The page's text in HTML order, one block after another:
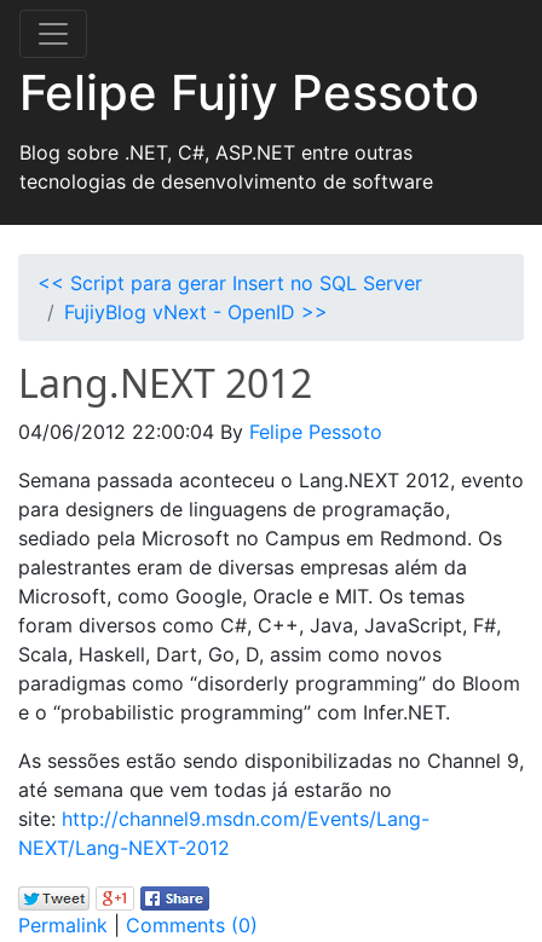
Felipe Fujiy Pessoto
Blog sobre .NET, C#, ASP.NET entre outras
tecnologias de desenvolvimento de software
<< Script para gerar Insert no SQL Server
FujiyBlog vNext - OpenID >>
Lang.NEXT 2012
04/06/2012 22:00:04 By Felipe Pessoto
Semana passada aconteceu o Lang.NEXT 2012, evento
para designers de linguagens de programação,
sediado pela Microsoft no Campus em Redmond. Os
palestrantes eram de diversas empresas além da
Microsoft, como Google, Oracle e MIT. Os temas
foram diversos como C#, C++, Java, JavaScript, F#,
Scala, Haskell, Dart, Go, D, assim como novos
paradigmas como “disorderly programming” do Bloom
e o “probabilistic programming” com Infer.NET.
As sessões estão sendo disponibilizadas no Channel 9,
até semana que vem todas já estarão no
site: http://channel9.msdn.com/Events/Lang-
NEXT/Lang-NEXT-2012
Permalink
Comments (0)